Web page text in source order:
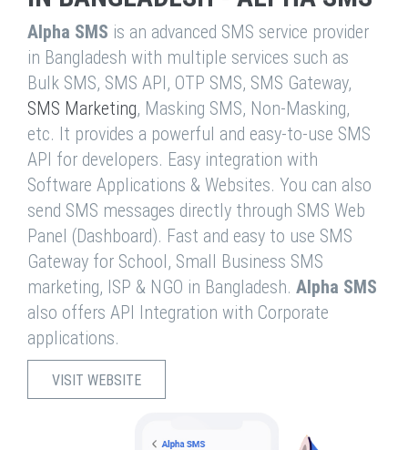
Alpha SMS is an advanced SMS service provider
in Bangladesh with multiple services such as
Bulk SMS, SMS API, OTP SMS, SMS Gateway,
SMS Marketing, Masking SMS, Non-Masking,
etc. It provides a powerful and easy-to-use SMS
API for developers. Easy integration with
Software Applications & Websites. You can also
send SMS messages directly through SMS Web
Panel (Dashboard). Fast and easy to use SMS
Gateway for School, Small Business SMS
marketing, ISP & NGO in Bangladesh. Alpha SMS
also offers API Integration with Corporate
applications.
VISIT WEBSITE